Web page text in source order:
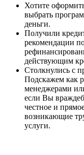
Хотите
выбрать
деньги.
Получили
рекомендации
действующим
Столкнулись с
Подскажем как
менеджерами
если Вы
честное и
возникающие
услуги.